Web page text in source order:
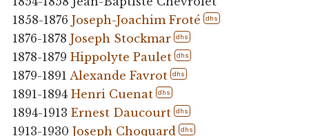
1858-1876 Joseph-Joachim Froté dhs
1876-1878 Joseph Stockmar dhs
1878-1879 Hippolyte Paulet dhs
1879-1891 Alexande Favrot dhs
1891-1894 Henri Cuenat dhs
1894-1913 Ernest Daucourt dhs
1913-1930 Joseph Choquard dhs